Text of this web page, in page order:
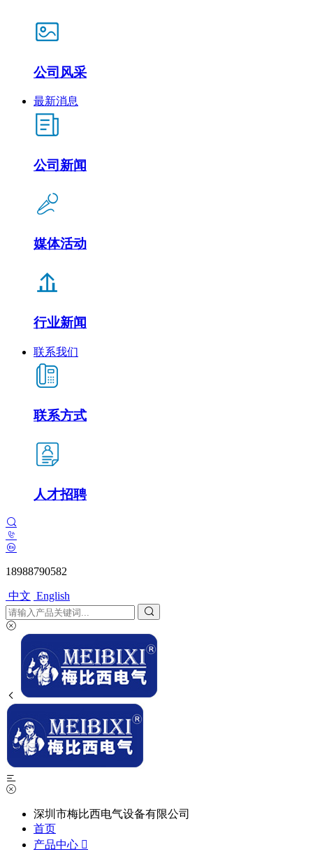
公司风采
最新消息
公司新闻
媒体活动
行业新闻
联系我们
联系方式
人才招聘
18988790582
中文 English
深圳市梅比西电气设备有限公司
首页
产品中心